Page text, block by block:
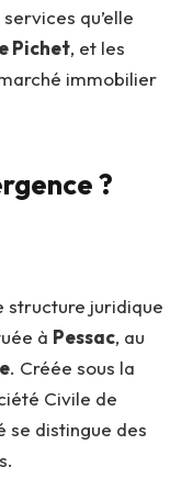
qu’elle
Pichet, et les
immobilier
?
structure juridique
à Pessac, au
. Créée sous la
Civile de
se distingue des